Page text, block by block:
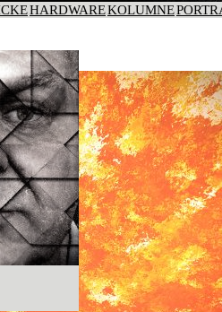
HARDWAREKOLUMNE